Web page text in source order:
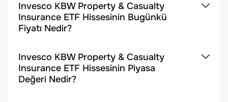
Invesco KBW Property & Casualty
Insurance ETF Hissesinin Bugünkü
Fiyatı Nedir?
Invesco KBW Property & Casualty
Insurance ETF Hissesinin Piyasa
Değeri Nedir?